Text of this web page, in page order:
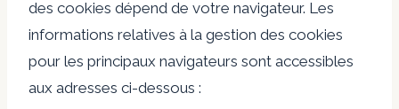
des cookies dépend de votre navigateur. Les
informations relatives à la gestion des cookies
pour les principaux navigateurs sont accessibles
aux adresses ci-dessous :